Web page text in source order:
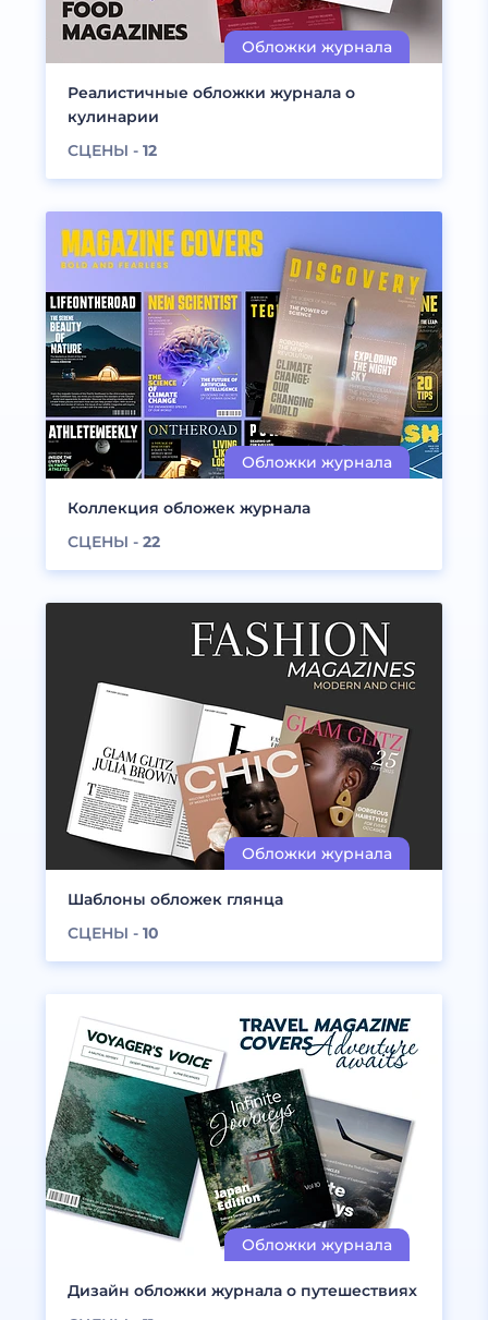
Реалистичные обложки журнала о
кулинарии
СЦЕНЫ - 12
Коллекция обложек журнала
СЦЕНЫ - 22
Шаблоны обложек глянца
СЦЕНЫ - 10
Дизайн обложки журнала о путешествиях